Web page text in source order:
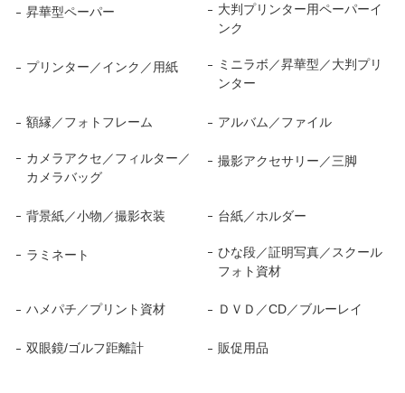
昇華型ペーパー
大判プリンター用ペーパーイ
ンク
プリンター／インク／用紙
ミニラボ／昇華型／大判プリ
ンター
額縁／フォトフレーム アルバム／ファイル
カメラアクセ／フィルター／
カメラバッグ
撮影アクセサリー／三脚
背景紙／小物／撮影衣装 台紙／ホルダー
ラミネート
ひな段／証明写真／スクール
フォト資材
ハメパチ／プリント資材 ＤＶＤ／CD／ブルーレイ
双眼鏡/ゴルフ距離計 販促用品